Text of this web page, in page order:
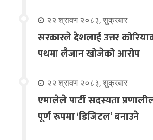
२२ श्रावण २०८३, शुक्रबार
सरकारले देशलाई उत्तर
पथमा लैजान खोजेको आरोप
२२ श्रावण २०८३, शुक्रबार
एमालेले पार्टी सदस्यता
पूर्ण रूपमा ‘डिजिटल’ बनाउने